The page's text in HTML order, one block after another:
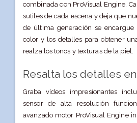
combinada con ProVisual Engine.
sutiles de cada escena y deja que
de última generación se encargue
color y los detalles para obtener
realza los tonos y texturas de la piel.
Resalta los detalles
Graba vídeos impresionantes
sensor de alta resolución
avanzado motor ProVisual Engine